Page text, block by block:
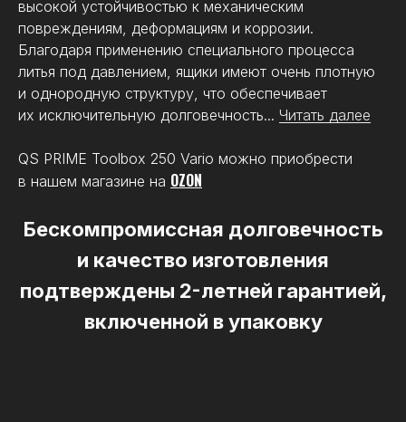
высокой устойчивостью к механическим
повреждениям, деформациям и коррозии.
Благодаря применению специального процесса
литья под давлением, ящики имеют очень плотную
и однородную структуру, что обеспечивает
их исключительную долговечность... Читать далее
QS PRIME Toolbox 250 Vario можно приобрести
в нашем магазине на OZON
Бескомпромиссная долговечность
и качество изготовления
подтверждены 2-летней гарантией,
включенной в упаковку
Цвет черный
26 л
Размеры (ДхШхВ) 535 х 325 х 270 мм